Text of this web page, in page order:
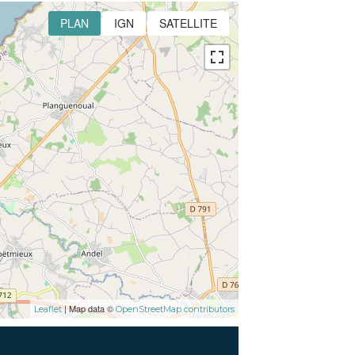
PLAN IGN SATELLITE
Leaflet| Map data © OpenStreetMap contributors